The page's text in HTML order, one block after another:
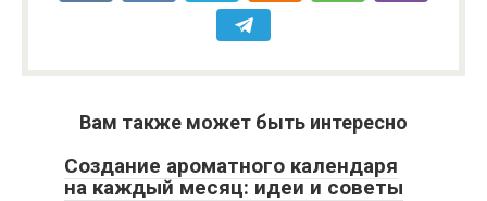
Вам также может быть интересно
Создание ароматного календаря
на каждый месяц: идеи и советы